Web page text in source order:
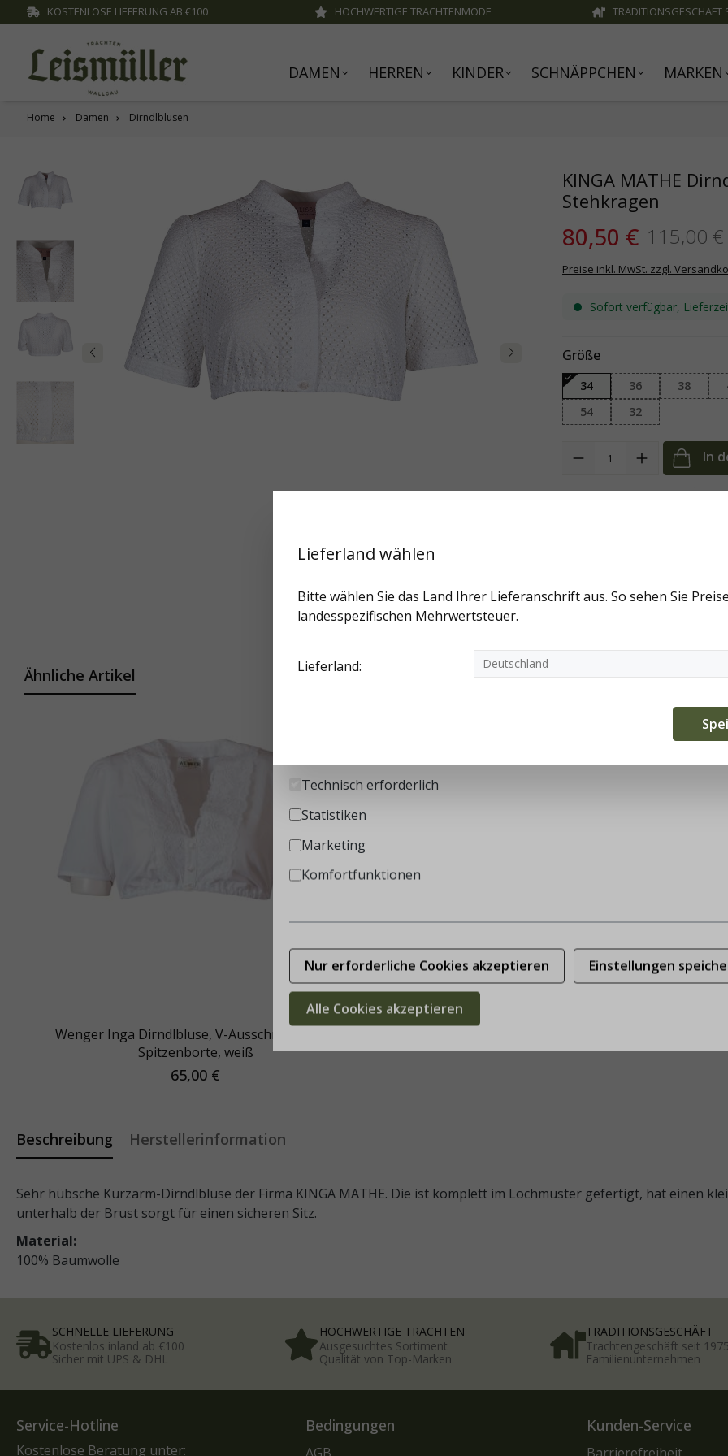
springen
KOSTENLOSE LIEFERUNG AB €100 HOCHWERTIGE TRACHTENMODE TRADITIONSGESCHÄFT
DAMEN HERREN KINDER SCHNÄPPCHEN MARKEN
Home Damen Dirndlblusen
KINGA MATHE
Stehkragen
80,50 € 115,00 €
Preise inkl. MwSt. zzgl.
Sofort verfügbar,
Größe
34 36 38
54
32
In
Fragen zum Artikel?
Ähnliche Artikel
Wenger Inga Dirndlbluse, V-Ausschnitt, breite
Spitzenborte, weiß
65,00 €
Beschreibung Herstellerinformation
Sehr hübsche Kurzarm-Dirndlbluse der Firma KINGA MATHE. Die ist komplett im Lochmuster gefertigt, hat einen
unterhalb der Brust sorgt für einen sicheren Sitz.
Material:
100% Baumwolle
SCHNELLE LIEFERUNG
Kostenlos inland ab €100
Sicher mit UPS & DHL
HOCHWERTIGE TRACHTEN
Ausgesuchtes Sortiment
Qualität von Top-Marken
TRADITIONSGESCHÄFT
Trachtengeschäft seit
Familienunternehmen
Service-Hotline
Kostenlose Beratung unter:
Bedingungen Kunden-Service
Diese Website verwendet Cookies, um die besten Funktionalitäten zu
Technisch erforderlich
Statistiken
Marketing
Komfortfunktionen
Nur erforderliche Cookies akzeptieren Einstellungen
Alle Cookies akzeptieren
Lieferland wählen
Bitte wählen Sie das Land Ihrer Lieferanschrift aus. So sehen Sie
landesspezifischen Mehrwertsteuer.
Lieferland: